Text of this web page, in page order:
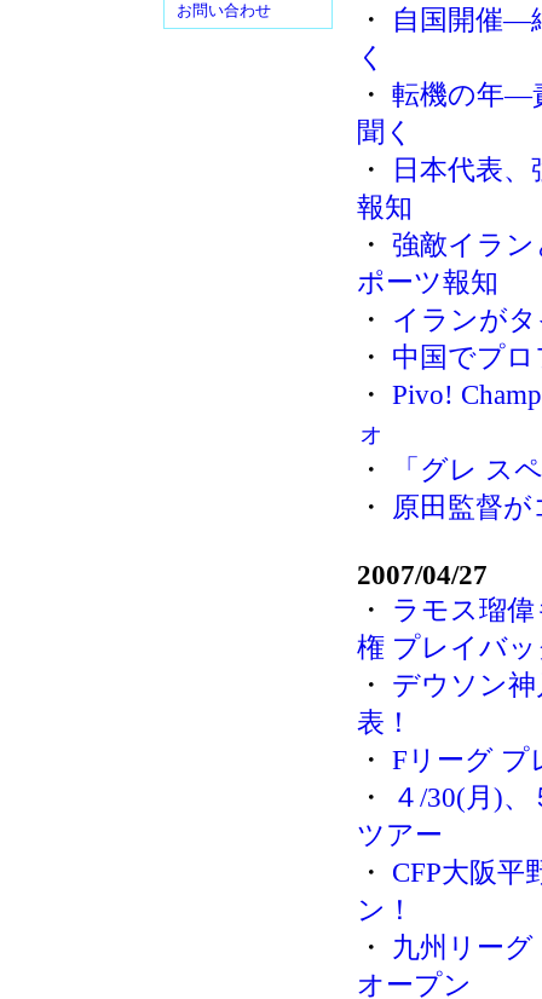
お問い合わせ
・
自国開催―
く
・ 転機の年―
聞く
・
日本代表
報知
・ 強敵イラン
ポーツ報知
・ イランが
・ 中国でプ
・ Pivo!
ォ
・
「グレ ス
・
原田監督
2007/04/27
・ ラモス瑠
権 プレイバ
・ デウソン
表！
・ Fリーグ プ
・
４/30(月)
ツアー
・ CFP大阪平
ン！
・ 九州リー
オープン